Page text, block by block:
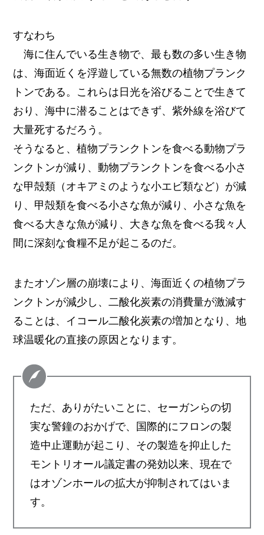
すなわち
海に住んでいる生き物で、最も数の多い生き物
は、海面近くを浮遊している無数の植物プランク
トンである。これらは日光を浴びることで生きて
おり、海中に潜ることはできず、紫外線を浴びて
大量死するだろう。
そうなると、植物プランクトンを食べる動物プラ
ンクトンが減り、動物プランクトンを食べる小さ
な甲殻類（オキアミのような小エビ類など）が減
り、甲殻類を食べる小さな魚が減り、小さな魚を
食べる大きな魚が減り、大きな魚を食べる我々人
間に深刻な食糧不足が起こるのだ。
またオゾン層の崩壊により、海面近くの植物プラ
ンクトンが減少し、二酸化炭素の消費量が激減す
ることは、イコール二酸化炭素の増加となり、地
球温暖化の直接の原因となります。
ただ、ありがたいことに、セーガンらの切
実な警鐘のおかげで、国際的にフロンの製
造中止運動が起こり、その製造を抑止した
モントリオール議定書の発効以来、現在で
はオゾンホールの拡大が抑制されてはいま
す。